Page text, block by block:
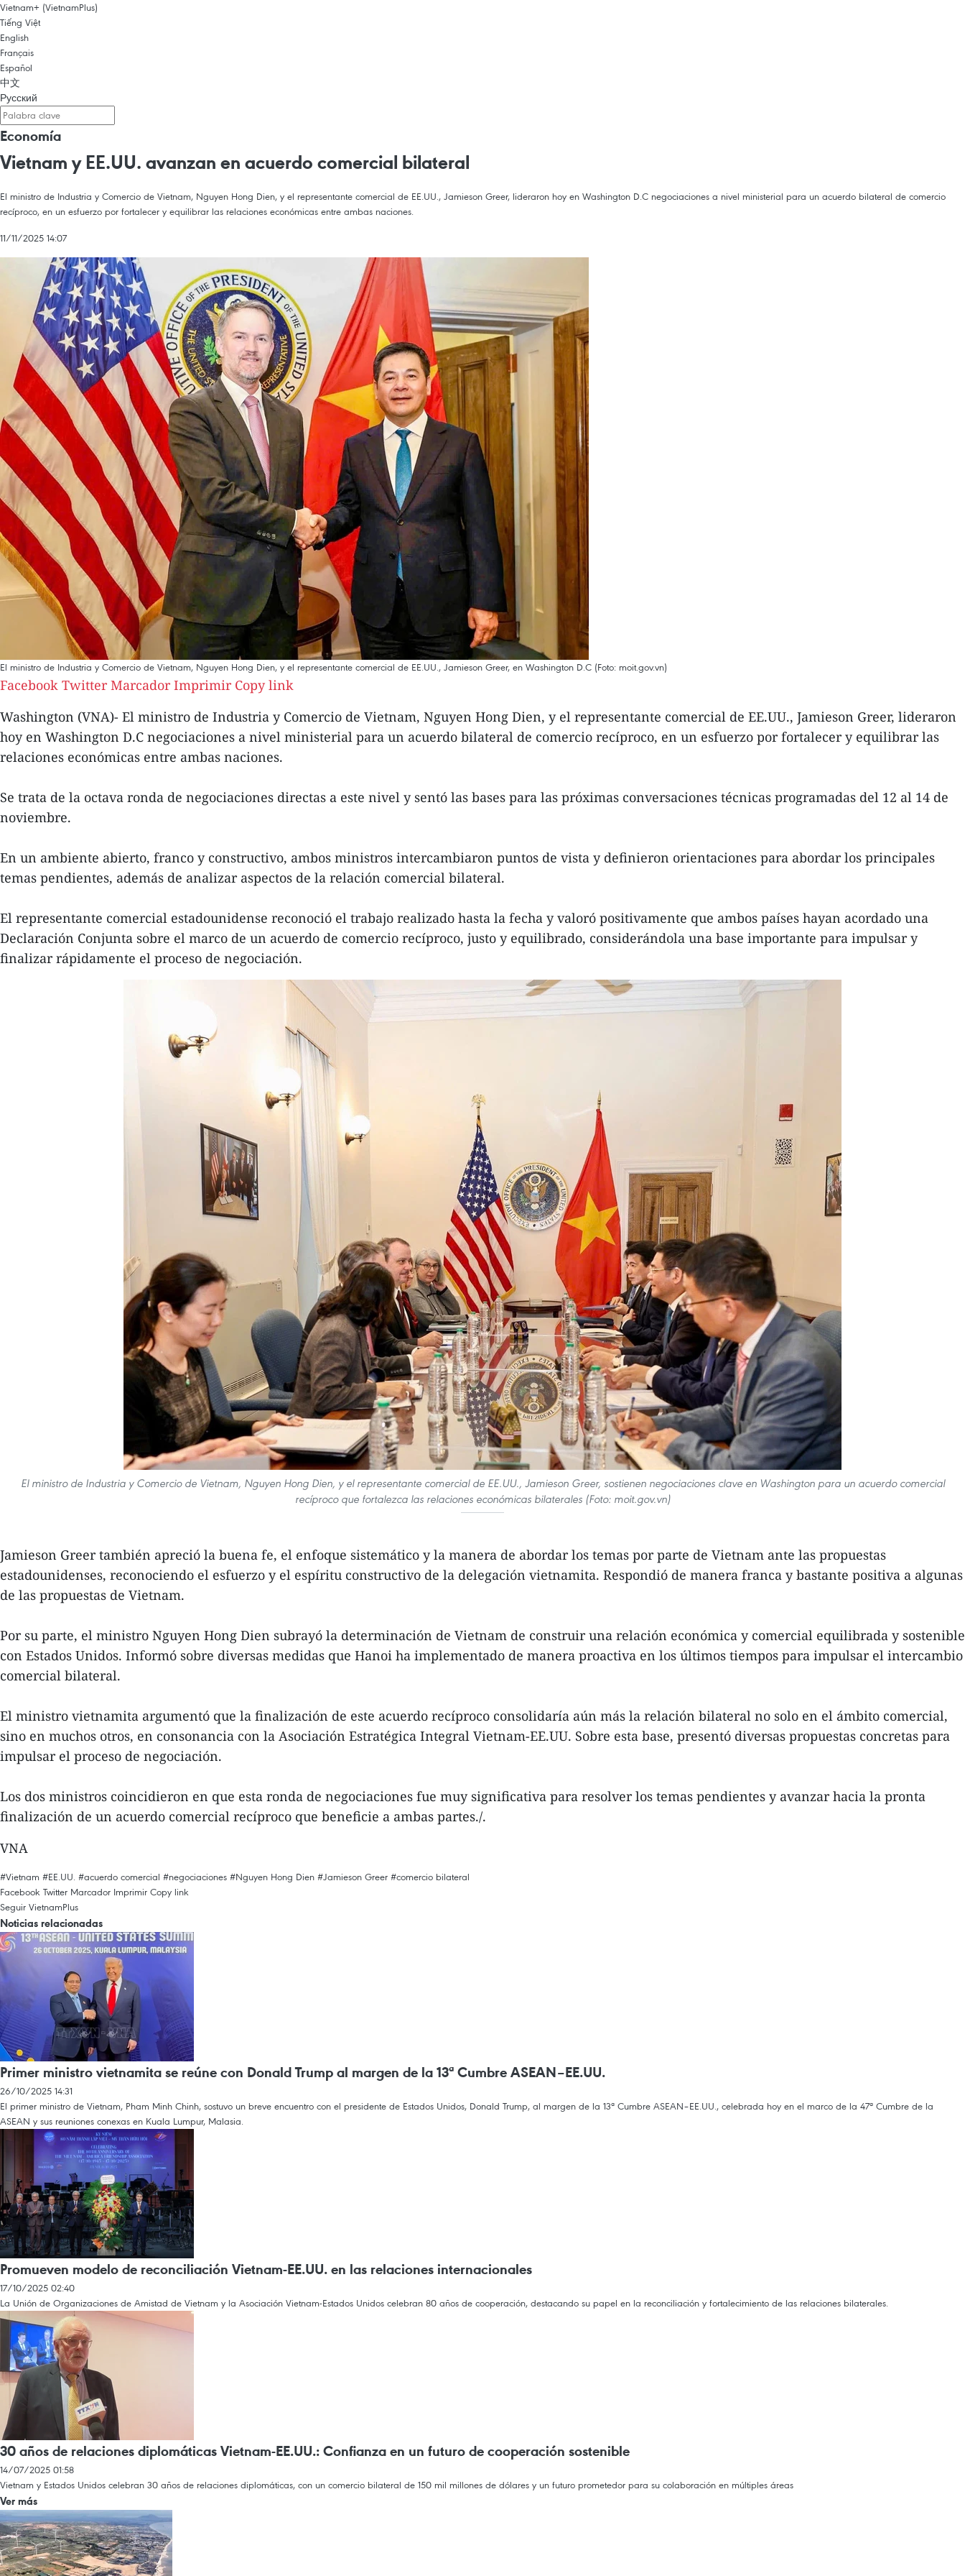
Vietnam+ (VietnamPlus)
Tiếng Việt
English
Français
Español
中文
Русский
Economía
Vietnam y EE.UU. avanzan en acuerdo comercial bilateral
El ministro de Industria y Comercio de Vietnam, Nguyen Hong Dien, y el representante comercial de EE.UU., Jamieson Greer, lideraron hoy en Washington D.C negociaciones a nivel ministerial para un acuerdo bilateral de comercio
recíproco, en un esfuerzo por fortalecer y equilibrar las relaciones económicas entre ambas naciones.
11/11/2025 14:07
El ministro de Industria y Comercio de Vietnam, Nguyen Hong Dien, y el representante comercial de EE.UU., Jamieson Greer, en Washington D.C (Foto: moit.gov.vn)
Facebook Twitter Marcador Imprimir Copy link
Washington (VNA)- El ministro de Industria y Comercio de Vietnam, Nguyen Hong Dien, y el representante comercial de EE.UU., Jamieson Greer, lideraron
hoy en Washington D.C negociaciones a nivel ministerial para un acuerdo bilateral de comercio recíproco, en un esfuerzo por fortalecer y equilibrar las
relaciones económicas entre ambas naciones.
Se trata de la octava ronda de negociaciones directas a este nivel y sentó las bases para las próximas conversaciones técnicas programadas del 12 al 14 de
noviembre.
En un ambiente abierto, franco y constructivo, ambos ministros intercambiaron puntos de vista y definieron orientaciones para abordar los principales
temas pendientes, además de analizar aspectos de la relación comercial bilateral.
El representante comercial estadounidense reconoció el trabajo realizado hasta la fecha y valoró positivamente que ambos países hayan acordado una
Declaración Conjunta sobre el marco de un acuerdo de comercio recíproco, justo y equilibrado, considerándola una base importante para impulsar y
finalizar rápidamente el proceso de negociación.
El ministro de Industria y Comercio de Vietnam, Nguyen Hong Dien, y el representante comercial de EE.UU., Jamieson Greer, sostienen negociaciones clave en Washington para un acuerdo comercial
recíproco que fortalezca las relaciones económicas bilaterales (Foto: moit.gov.vn)
Jamieson Greer también apreció la buena fe, el enfoque sistemático y la manera de abordar los temas por parte de Vietnam ante las propuestas
estadounidenses, reconociendo el esfuerzo y el espíritu constructivo de la delegación vietnamita. Respondió de manera franca y bastante positiva a algunas
de las propuestas de Vietnam.
Por su parte, el ministro Nguyen Hong Dien subrayó la determinación de Vietnam de construir una relación económica y comercial equilibrada y sostenible
con Estados Unidos. Informó sobre diversas medidas que Hanoi ha implementado de manera proactiva en los últimos tiempos para impulsar el intercambio
comercial bilateral.
El ministro vietnamita argumentó que la finalización de este acuerdo recíproco consolidaría aún más la relación bilateral no solo en el ámbito comercial,
sino en muchos otros, en consonancia con la Asociación Estratégica Integral Vietnam-EE.UU. Sobre esta base, presentó diversas propuestas concretas para
impulsar el proceso de negociación.
Los dos ministros coincidieron en que esta ronda de negociaciones fue muy significativa para resolver los temas pendientes y avanzar hacia la pronta
finalización de un acuerdo comercial recíproco que beneficie a ambas partes./.
VNA
#Vietnam #EE.UU. #acuerdo comercial #negociaciones #Nguyen Hong Dien #Jamieson Greer #comercio bilateral
Facebook Twitter Marcador Imprimir Copy link
Seguir VietnamPlus
Noticias relacionadas
Primer ministro vietnamita se reúne con Donald Trump al margen de la 13ª Cumbre ASEAN–EE.UU.
26/10/2025 14:31
El primer ministro de Vietnam, Pham Minh Chinh, sostuvo un breve encuentro con el presidente de Estados Unidos, Donald Trump, al margen de la 13ª Cumbre ASEAN–EE.UU., celebrada hoy en el marco de la 47ª Cumbre de la
ASEAN y sus reuniones conexas en Kuala Lumpur, Malasia.
Promueven modelo de reconciliación Vietnam-EE.UU. en las relaciones internacionales
17/10/2025 02:40
La Unión de Organizaciones de Amistad de Vietnam y la Asociación Vietnam-Estados Unidos celebran 80 años de cooperación, destacando su papel en la reconciliación y fortalecimiento de las relaciones bilaterales.
30 años de relaciones diplomáticas Vietnam-EE.UU.: Confianza en un futuro de cooperación sostenible
14/07/2025 01:58
Vietnam y Estados Unidos celebran 30 años de relaciones diplomáticas, con un comercio bilateral de 150 mil millones de dólares y un futuro prometedor para su colaboración en múltiples áreas
Ver más